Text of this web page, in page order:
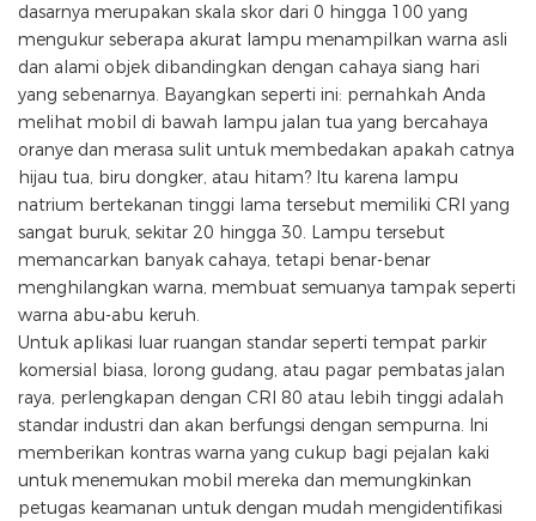
dasarnya merupakan skala skor dari 0 hingga 100 yang
mengukur seberapa akurat lampu menampilkan warna asli
dan alami objek dibandingkan dengan cahaya siang hari
yang sebenarnya. Bayangkan seperti ini: pernahkah Anda
melihat mobil di bawah lampu jalan tua yang bercahaya
oranye dan merasa sulit untuk membedakan apakah catnya
hijau tua, biru dongker, atau hitam? Itu karena lampu
natrium bertekanan tinggi lama tersebut memiliki CRI yang
sangat buruk, sekitar 20 hingga 30. Lampu tersebut
memancarkan banyak cahaya, tetapi benar-benar
menghilangkan warna, membuat semuanya tampak seperti
warna abu-abu keruh.
Untuk aplikasi luar ruangan standar seperti tempat parkir
komersial biasa, lorong gudang, atau pagar pembatas jalan
raya, perlengkapan dengan CRI 80 atau lebih tinggi adalah
standar industri dan akan berfungsi dengan sempurna. Ini
memberikan kontras warna yang cukup bagi pejalan kaki
untuk menemukan mobil mereka dan memungkinkan
petugas keamanan untuk dengan mudah mengidentifikasi